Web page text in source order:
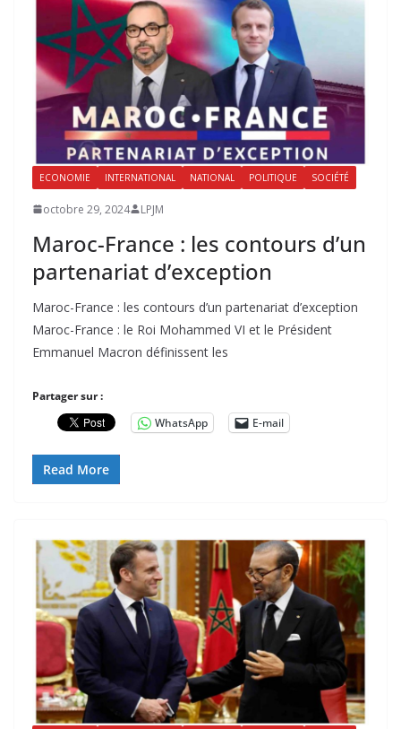
ECONOMIE INTERNATIONAL NATIONAL POLITIQUE SOCIÉTÉ
octobre 29, 2024 LPJM
Maroc-France : les contours d’un
partenariat d’exception
Maroc-France : les contours d’un partenariat d’exception
Maroc-France : le Roi Mohammed VI et le Président
Emmanuel Macron définissent les
Partager sur :
WhatsApp
E-mail
Read More